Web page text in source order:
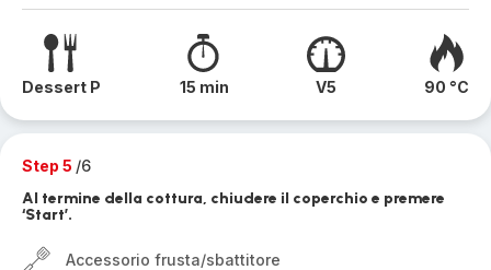
Dessert P 15 min V5 90 °C
Step 5 /6
Al termine della cottura, chiudere il coperchio e premere
‘Start’.
Accessorio frusta/sbattitore